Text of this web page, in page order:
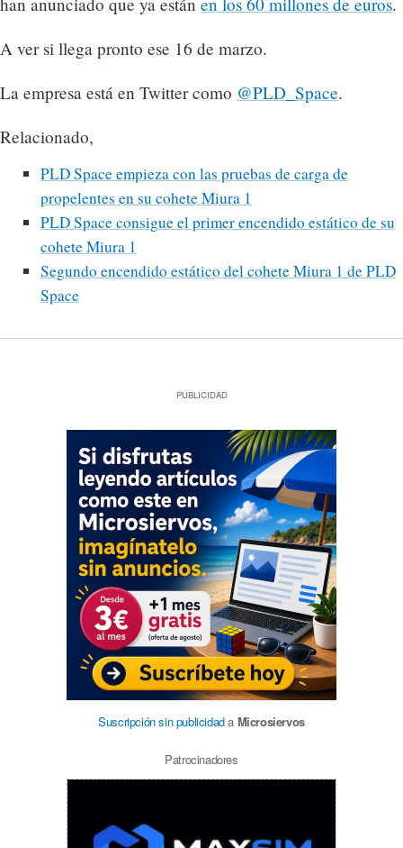
A ver si llega pronto ese 16 de marzo.
La empresa está en Twitter como @PLD_Space.
Relacionado,
PLD Space empieza con las pruebas de carga de
propelentes en su cohete Miura 1
PLD Space consigue el primer encendido estático de su
cohete Miura 1
Segundo encendido estático del cohete Miura 1 de PLD
Space
PUBLICIDAD
Suscripción sin publicidada Microsiervos
Patrocinadores